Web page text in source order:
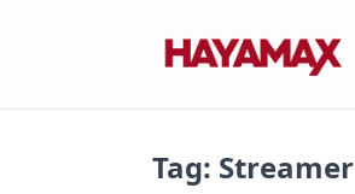
Tag: Streamer